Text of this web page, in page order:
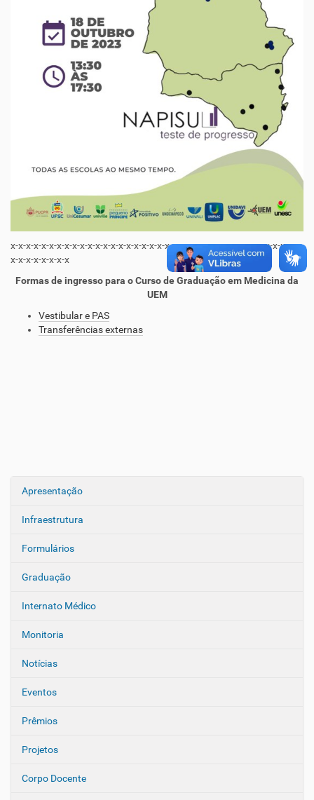
N
e
a
ç
o
Apresentação
Infraestrutura
Formulários
Graduação
Internato Médico
Monitoria
Notícias
Eventos
Prêmios
Projetos
Corpo Docente
x-x-x-x-x-x-x-x-x-x-x-x-x-x-x-x-x-x-x-x-x-x-x-x-x-x-x-x-x-x-x-x-x-x-x-x-x-x-
x-x-x-x-x-x-x-x
Formas de ingresso para o Curso de Graduação em Medicina da
UEM
Vestibular e PAS
Transferências externas